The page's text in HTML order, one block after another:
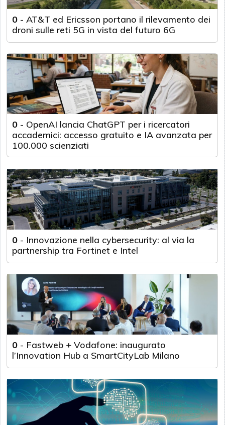
0 - AT&T ed Ericsson portano il rilevamento dei
droni sulle reti 5G in vista del futuro 6G
0 - OpenAI lancia ChatGPT per i ricercatori
accademici: accesso gratuito e IA avanzata per
100.000 scienziati
0 - Innovazione nella cybersecurity: al via la
partnership tra Fortinet e Intel
0 - Fastweb + Vodafone: inaugurato
l’Innovation Hub a SmartCityLab Milano